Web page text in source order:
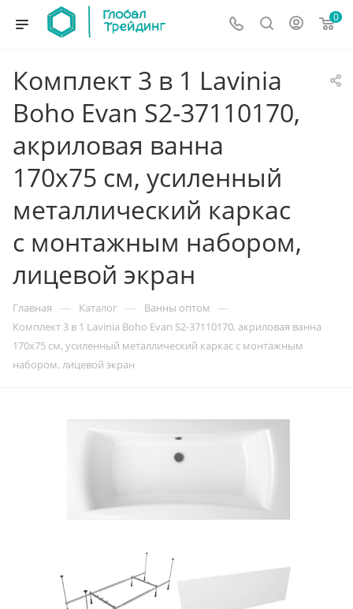
0
Комплект 3 в 1 Lavinia
Boho Evan S2-37110170,
акриловая ванна
170x75 см, усиленный
металлический каркас
с монтажным набором,
лицевой экран
Главная — Каталог — Ванны оптом —
Комплект 3 в 1 Lavinia Boho Evan S2-37110170, акриловая ванна
170x75 см, усиленный металлический каркас с монтажным
набором, лицевой экран